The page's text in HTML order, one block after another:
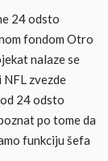
24 odsto
fondom Otro
nalaze se
NFL zvezde
24 odsto
po tome da
funkciju šefa